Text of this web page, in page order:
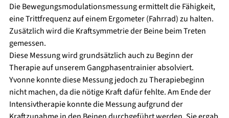
Die Bewegungsmodulationsmessung ermittelt die Fähigkeit,
eine Trittfrequenz auf einem Ergometer (Fahrrad) zu halten.
Zusätzlich wird die Kraftsymmetrie der Beine beim Treten
gemessen.
Diese Messung wird grundsätzlich auch zu Beginn der
Therapie auf unserem Gangphasentrainier absolviert.
Yvonne konnte diese Messung jedoch zu Therapiebeginn
nicht machen, da die nötige Kraft dafür fehlte. Am Ende der
Intensivtherapie konnte die Messung aufgrund der